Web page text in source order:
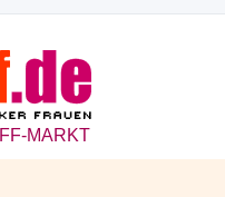
FF-MARKT